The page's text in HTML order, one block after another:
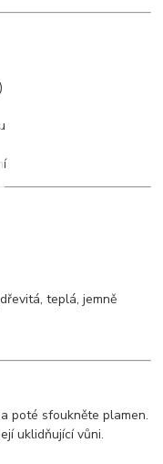
teplá, jemně
poté sfoukněte plamen.
uklidňující vůni.